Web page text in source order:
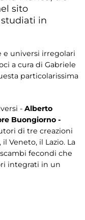
sito
in
e universi irregolari
a cura di Gabriele
particolarissima
- Alberto
Buongiorno -
di tre creazioni
Veneto, il Lazio. La
fecondi che
integrati in un